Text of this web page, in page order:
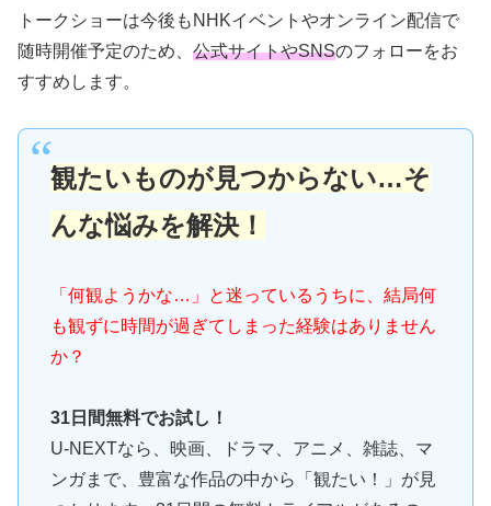
トークショーは今後もNHKイベントやオンライン配信で
随時開催予定のため、 公式サイトやSNSのフォローをお
すすめします。
観たいものが見つからない…そ
んな悩みを解決！
「何観ようかな…」と迷っているうちに、結局何
も観ずに時間が過ぎてしまった経験はありません
か？
31日間無料でお試し！
U-NEXTなら、映画、ドラマ、アニメ、雑誌、マ
ンガまで、豊富な作品の中から「観たい！」が見